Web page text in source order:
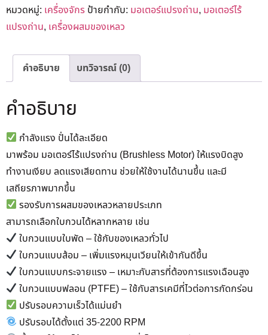
หมวดหมู่: เครื่องจักร ป้ายกำกับ: มอเตอร์แปรงถ่าน, มอเตอร์ไร้
แปรงถ่าน, เครื่องผสมของเหลว
คำอธิบาย บทวิจารณ์ (0)
คำอธิบาย
กำลังแรง ปั่นได้ละเอียด
มาพร้อม มอเตอร์ไร้แปรงถ่าน (Brushless Motor) ให้แรงบิดสูง
ทำงานเงียบ ลดแรงเสียดทาน ช่วยให้ใช้งานได้นานขึ้น และมี
เสถียรภาพมากขึ้น
รองรับการผสมของเหลวหลายประเภท
สามารถเลือกใบกวนได้หลากหลาย เช่น
ใบกวนแบบใบพัด – ใช้กับของเหลวทั่วไป
ใบกวนแบบส้อม – เพิ่มแรงหมุนเวียนให้เข้ากันดีขึ้น
ใบกวนแบบกระจายแรง – เหมาะกับสารที่ต้องการแรงเฉือนสูง
ใบกวนแบบฟลอน (PTFE) – ใช้กับสารเคมีที่ไวต่อการกัดกร่อน
ปรับรอบความเร็วได้แม่นยำ
ปรับรอบได้ตั้งแต่ 35-2200 RPM